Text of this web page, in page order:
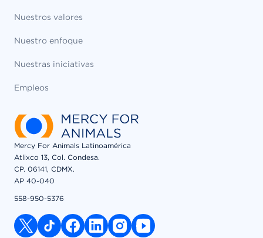
Nuestros valores
Nuestro enfoque
Nuestras iniciativas
Empleos
Mercy For Animals Latinoamérica
Atlixco 13, Col. Condesa.
CP. 06141, CDMX.
AP 40-040
558-950-5376
x link tiktok linkfacebook link
linkedin linkinstagram link
youtube link